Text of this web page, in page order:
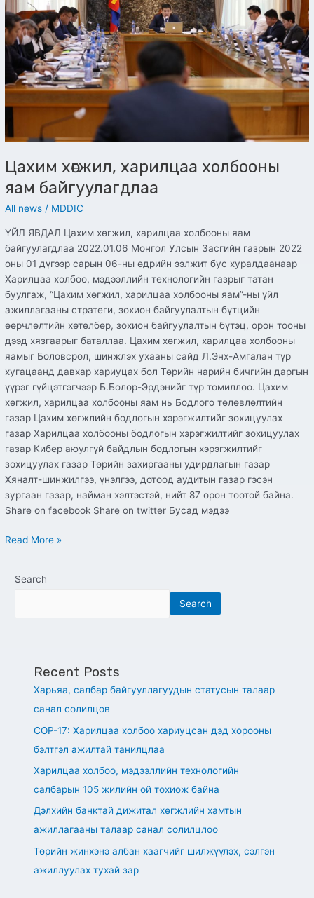
Цахим хөгжил, харилцаа холбооны
яам байгуулагдлаа
All news / MDDIC
ҮЙЛ ЯВДАЛ Цахим хөгжил, харилцаа холбооны яам
байгуулагдлаа 2022.01.06 Монгол Улсын Засгийн газрын 2022
оны 01 дүгээр сарын 06-ны өдрийн ээлжит бус хуралдаанаар
Харилцаа холбоо, мэдээллийн технологийн газрыг татан
буулгаж, “Цахим хөгжил, харилцаа холбооны яам”-ны үйл
ажиллагааны стратеги, зохион байгуулалтын бүтцийн
өөрчлөлтийн хөтөлбөр, зохион байгуулалтын бүтэц, орон тооны
дээд хязгаарыг баталлаа. Цахим хөгжил, харилцаа холбооны
яамыг Боловсрол, шинжлэх ухааны сайд Л.Энх-Амгалан түр
хугацаанд давхар хариуцах бол Төрийн нарийн бичгийн даргын
үүрэг гүйцэтгэгчээр Б.Болор-Эрдэнийг түр томиллоо. Цахим
хөгжил, харилцаа холбооны яам нь Бодлого төлөвлөлтийн
газар Цахим хөгжлийн бодлогын хэрэгжилтийг зохицуулах
газар Харилцаа холбооны бодлогын хэрэгжилтийг зохицуулах
газар Кибер аюулгүй байдлын бодлогын хэрэгжилтийг
зохицуулах газар Төрийн захиргааны удирдлагын газар
Хяналт-шинжилгээ, үнэлгээ, дотоод аудитын газар гэсэн
зургаан газар, найман хэлтэстэй, нийт 87 орон тоотой байна.
Share on facebook Share on twitter Бусад мэдээ
яам
байгуулагдлаа
Read More »
Search
Search
Recent Posts
Харьяа, салбар байгууллагуудын статусын талаар
санал солилцов
СОР-17: Харилцаа холбоо хариуцсан дэд хорооны
бэлтгэл ажилтай танилцлаа
Харилцаа холбоо, мэдээллийн технологийн
салбарын 105 жилийн ой тохиож байна
Дэлхийн банктай дижитал хөгжлийн хамтын
ажиллагааны талаар санал солилцлоо
Төрийн жинхэнэ албан хаагчийг шилжүүлэх, сэлгэн
ажиллуулах тухай зар